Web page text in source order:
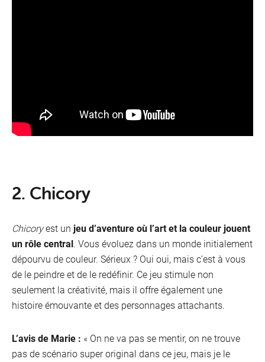
2. Chicory
Chicoryest un jeu d’aventure où l’art et la couleur jouent
un rôle central. Vous évoluez dans un monde initialement
dépourvu de couleur. Sérieux ? Oui oui, mais c’est à vous
de le peindre et de le redéfinir. Ce jeu stimule non
seulement la créativité, mais il offre également une
histoire émouvante et des personnages attachants.
L’avis de Marie : « On ne va pas se mentir, on ne trouve
pas de scénario super original dans ce jeu, mais je le